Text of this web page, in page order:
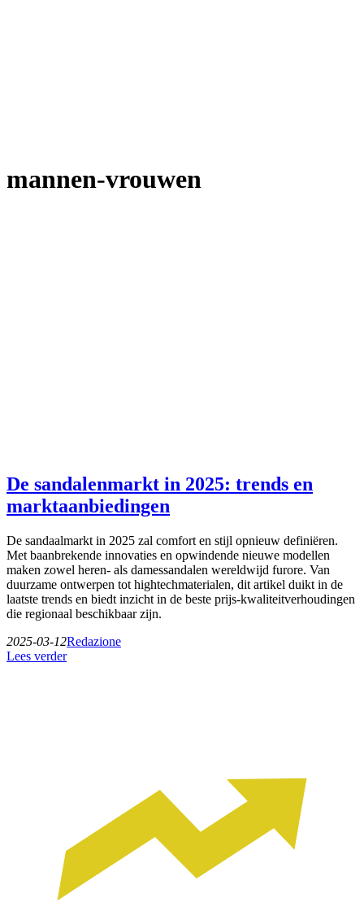
mannen-vrouwen
De sandalenmarkt in 2025: trends en
marktaanbiedingen
De sandaalmarkt in 2025 zal comfort en stijl opnieuw definiëren.
Met baanbrekende innovaties en opwindende nieuwe modellen
maken zowel heren- als damessandalen wereldwijd furore. Van
duurzame ontwerpen tot hightechmaterialen, dit artikel duikt in de
laatste trends en biedt inzicht in de beste prijs-kwaliteitverhoudingen
die regionaal beschikbaar zijn.
2025-03-12Redazione
Lees verder